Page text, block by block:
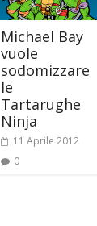
Michael Bay
vuole
sodomizzare
le
Tartarughe
Ninja
11 Aprile 2012
0